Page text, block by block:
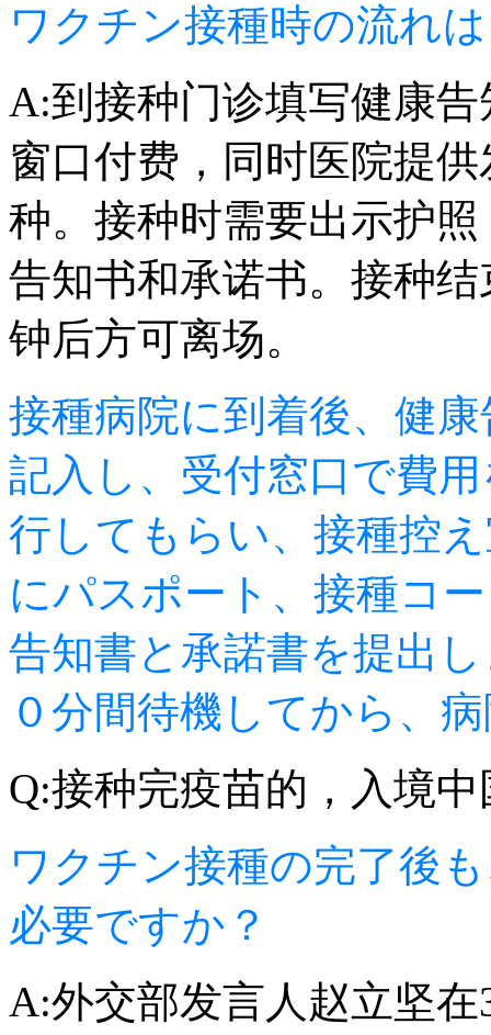
ワクチン接種時の流れ
A:到接种门诊填写健康
窗口付费，同时医院提
种。接种时需要出示护
告知书和承诺书。接种
钟后方可离场。
接種病院に到着後、健
記入し、受付窓口で費
行してもらい、接種控
にパスポート、接種コ
告知書と承諾書を提出
０分間待機してから、
Q:接种完疫苗的，入境
ワクチン接種の完了後
必要ですか？
A:外交部发言人赵立坚